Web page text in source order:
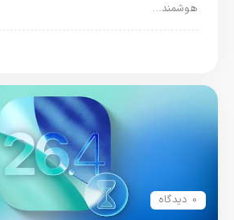
هوشمند…
0 دیدگاه